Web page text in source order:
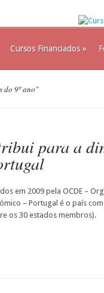
Cursos Financiados»
do 9º ano"
para a
em 2009 pela OCDE –
– Portugal é o país
os 30 estados membros).